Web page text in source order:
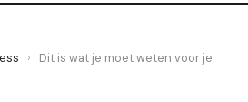
›
Dit is wat je moet weten voor je